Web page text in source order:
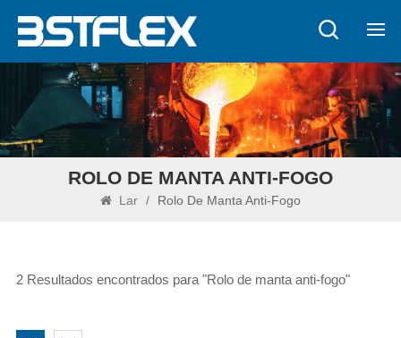
ROLO DE MANTA ANTI-FOGO
Lar / Rolo De Manta Anti-Fogo
2 Resultados encontrados para "Rolo de manta anti-fogo"